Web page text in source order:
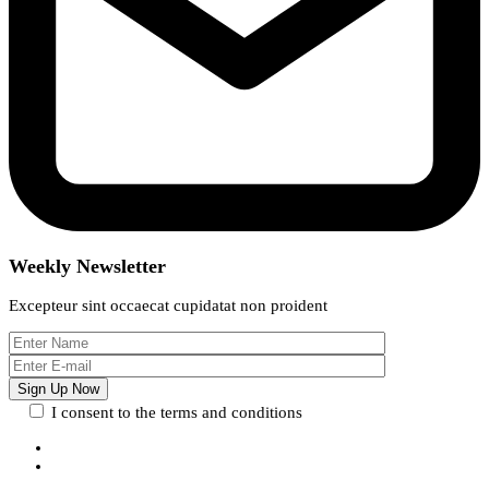
Weekly Newsletter
Excepteur sint occaecat cupidatat non proident
I consent to the terms and conditions